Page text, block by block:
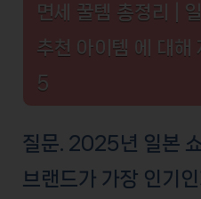
면세 꿀템 총정리 |
추천 아이템 에 대해
5
질문. 2025년 일본
브랜드가 가장 인기